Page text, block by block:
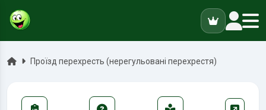
ГоловнаПроїзд перехресть (нерегульовані перехрестя)